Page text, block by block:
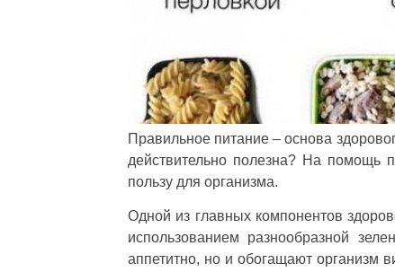
Правильное питание – основа
действительно полезна? На помощь
пользу для организма.
Одной из главных компонентов
использованием разнообразной
аппетитно, но и обогащают организм